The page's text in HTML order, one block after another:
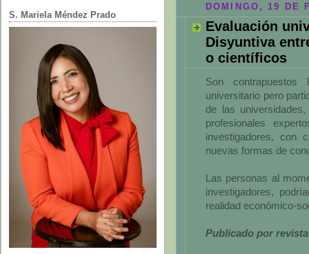
S. Mariela Méndez Prado
DOMINGO, 19 DE
Evaluación
Disyuntiva
o científicos
Son contrapuestos
universitario pero
de las
profesionales
investigadores, con
nuevas formas de
Las personas al
investigadores,
realidad económico-
Publicado por